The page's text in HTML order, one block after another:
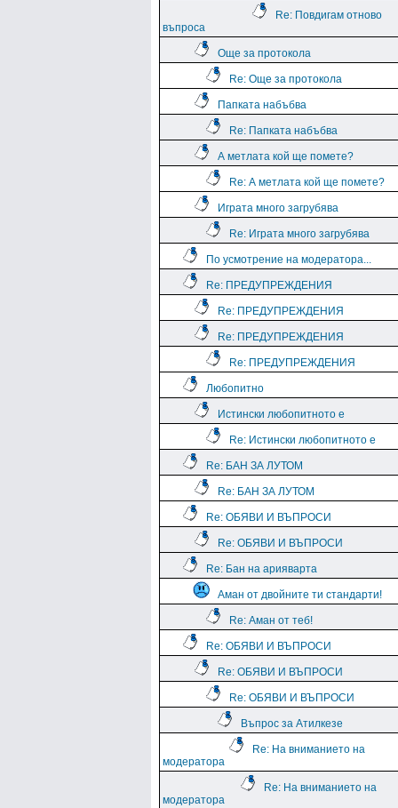
Re: Повдигам отново
въпроса
Още за протокола
Re: Още за протокола
Папката набъбва
Re: Папката набъбва
А метлата кой ще помете?
Re: А метлата кой ще помете?
Играта много загрубява
Re: Играта много загрубява
По усмотрение на модератора...
Re: ПРЕДУПРЕЖДЕНИЯ
Re: ПРЕДУПРЕЖДЕНИЯ
Re: ПРЕДУПРЕЖДЕНИЯ
Re: ПРЕДУПРЕЖДЕНИЯ
Любопитно
Истински любопитното е
Re: Истински любопитното е
Re: БАН ЗА ЛУТОМ
Re: БАН ЗА ЛУТОМ
Re: ОБЯВИ И ВЪПРОСИ
Re: ОБЯВИ И ВЪПРОСИ
Re: Бан на арияварта
Аман от двойните ти стандарти!
Re: Аман от теб!
Re: ОБЯВИ И ВЪПРОСИ
Re: ОБЯВИ И ВЪПРОСИ
Re: ОБЯВИ И ВЪПРОСИ
Въпрос за Атилкезе
Re: На вниманието на
модератора
Re: На вниманието на
модератора